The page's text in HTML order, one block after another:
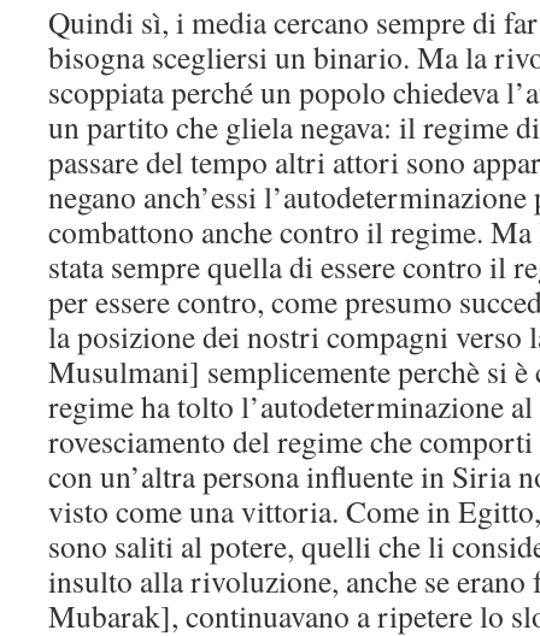
Quindi sì, i media cercano sempre di
bisogna scegliersi un binario. Ma la
scoppiata perché un popolo chiedeva
un partito che gliela negava: il regime
passare del tempo altri attori sono
negano anch’essi
combattono anche contro il regime.
stata sempre quella di essere contro il
per essere contro, come presumo
la posizione dei nostri compagni
Musulmani] semplicemente perchè si
regime ha tolto l’autodeterminazione
rovesciamento del regime che
con un’altra persona influente in Siria
visto come una vittoria. Come in
sono saliti al potere, quelli che li
insulto alla rivoluzione, anche se
Mubarak], continuavano a ripetere lo